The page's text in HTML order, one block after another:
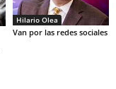
Hilario Olea
Van por las redes sociales